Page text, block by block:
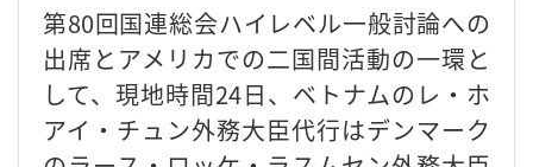
第80回国連総会ハイレベル一般討論への
出席とアメリカでの二国間活動の一環と
して、現地時間24日、ベトナムのレ・ホ
アイ・チュン外務大臣代行はデンマーク